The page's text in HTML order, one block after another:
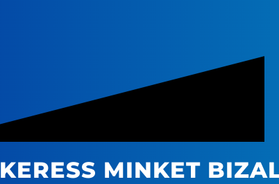
KERESS MINKET